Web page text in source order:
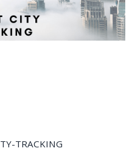
TRACKING